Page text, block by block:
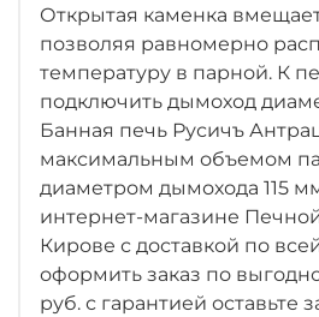
Открытая каменка
позволяя равномерно
температуру в парной. К
подключить дымоход
Банная печь Русичъ
максимальным объемом
диаметром дымохода 115
интернет-магазине
Кирове с доставкой по
оформить заказ по
руб. с гарантией оставьте